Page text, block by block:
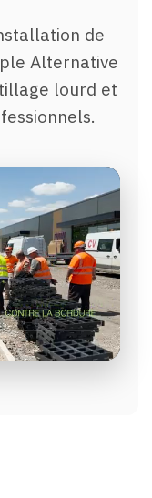
de
Alternative
lourd et